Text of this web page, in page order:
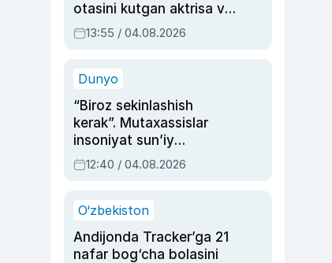
otasini kutgan aktrisa va
dublyaj ustasi Rimma
Ahmedovaning
13:55 / 04.08.2026
Dunyo
“Biroz sekinlashish
kerak”. Mutaxassislar
insoniyat sun’iy
intellektni boshqara
olmay qolishidan xavotir
12:40 / 04.08.2026
O‘zbekiston
Andijonda Tracker’ga 21
nafar bog‘cha bolasini